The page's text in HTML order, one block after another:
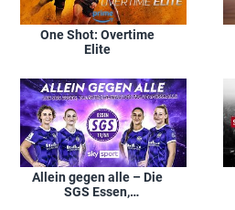
One Shot: Overtime
Elite
Allein gegen alle – Die
SGS Essen,